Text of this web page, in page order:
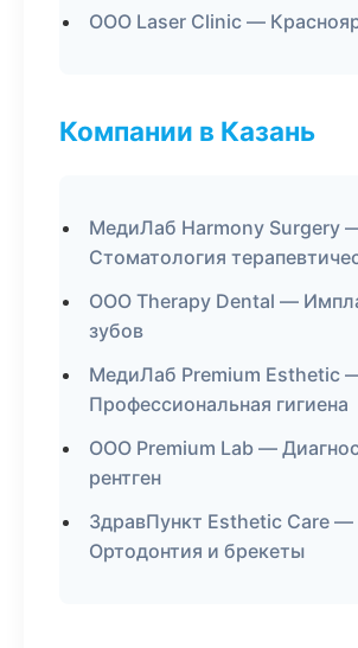
ООО Laser Clinic —
Компании в Казань
МедиЛаб Harmony Surgery
Стоматология
ООО Therapy Dental —
зубов
МедиЛаб Premium Esthetic
Профессиональная гигиена
ООО Premium Lab —
рентген
ЗдравПункт Esthetic Care —
Ортодонтия и брекеты